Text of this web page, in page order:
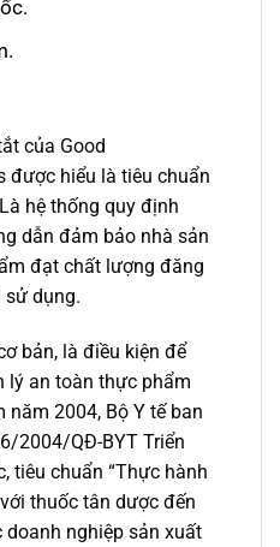
của Good
được hiểu là tiêu chuẩn
hệ thống quy định
dẫn đảm bảo nhà sản
đạt chất lượng đăng
sử dụng.
bản, là điều kiện để
lý an toàn thực phẩm
năm 2004, Bộ Y tế ban
2004/QĐ-BYT Triển
tiêu chuẩn “Thực hành
thuốc tân dược đến
nghiệp sản xuất